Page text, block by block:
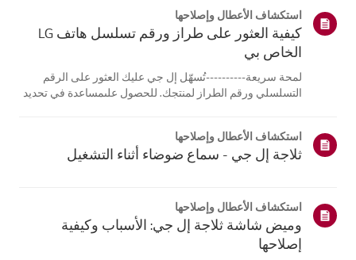
مئوية و 7 در...
استكشاف الأعطال وإصلاحها
كيفية العثور على طراز ورقم تسلسل هاتف LG
الخاص بي
لمحة سريعة----------تُسهّل إل جي عليك العثور على الرقم
التسلسلي ورقم الطراز لمنتجك. للحصول علىمساعدة في تحديد
تختلف الصور أو ا...
استكشاف الأعطال وإصلاحها
ثلاجة إل جي - سماع ضوضاء أثناء التشغيل
استكشاف الأعطال وإصلاحها
وميض شاشة ثلاجة إل جي: الأسباب وكيفية
إصلاحها